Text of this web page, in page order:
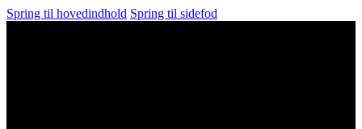
Spring til hovedindhold Spring til sidefod